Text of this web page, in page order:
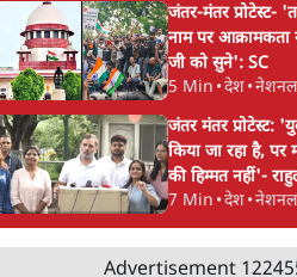
जंतर-मंतर प्रोटेस्ट-
नाम पर
जी को सुने': SC
5 Min •देश•नेशनल
जंतर मंतर प्रोटेस्ट:
किया जा रहा है, पर
की हिम्मत नहीं'-
7 Min •देश•नेशनल
Advertisement